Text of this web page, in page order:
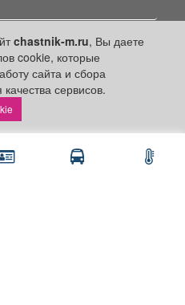
chastnik-m.ru, Вы даете
cookie, которые
сайта и сбора
сервисов.
«На правах рекламы»,